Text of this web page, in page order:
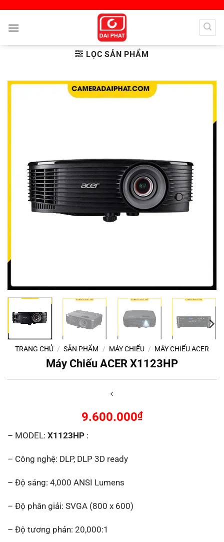
nội
dung
LỌC SẢN PHẨM
TRANG CHỦ / SẢN PHẨM / MÁY CHIẾU / MÁY CHIẾU ACER
Máy Chiếu ACER X1123HP
9.600.000₫
– MODEL: X1123HP :
– Công nghệ: DLP, DLP 3D ready
– Độ sáng: 4,000 ANSI Lumens
– Độ phân giải: SVGA (800 x 600)
– Độ tương phản: 20,000:1